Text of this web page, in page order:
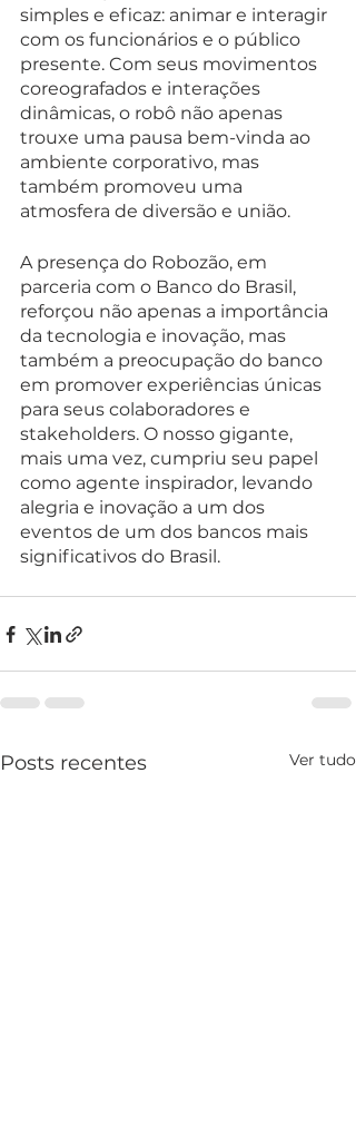
simples e eficaz: animar e interagir
com os funcionários e o público
presente. Com seus movimentos
coreografados e interações
dinâmicas, o robô não apenas
trouxe uma pausa bem-vinda ao
ambiente corporativo, mas
também promoveu uma
atmosfera de diversão e união.
A presença do Robozão, em
parceria com o Banco do Brasil,
reforçou não apenas a importância
da tecnologia e inovação, mas
também a preocupação do banco
em promover experiências únicas
para seus colaboradores e
stakeholders. O nosso gigante,
mais uma vez, cumpriu seu papel
como agente inspirador, levando
alegria e inovação a um dos
eventos de um dos bancos mais
significativos do Brasil.
Posts recentes Ver tudo